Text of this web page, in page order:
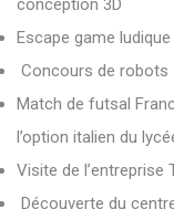
conception 3D
Escape game
Concours de robots
Match de futsal
l’option italien du
Visite de l’entreprise
Découverte du